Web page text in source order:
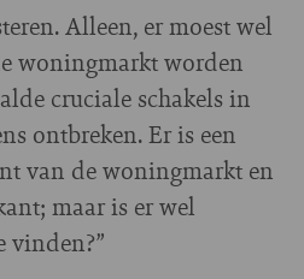
Alleen, er moest wel
woningmarkt worden
cruciale schakels in
ontbreken. Er is een
van de woningmarkt en
maar is er wel
vinden?”